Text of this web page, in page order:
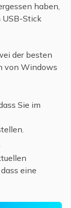
haben,
USB-Stick
der besten
von Windows
Sie im
eine